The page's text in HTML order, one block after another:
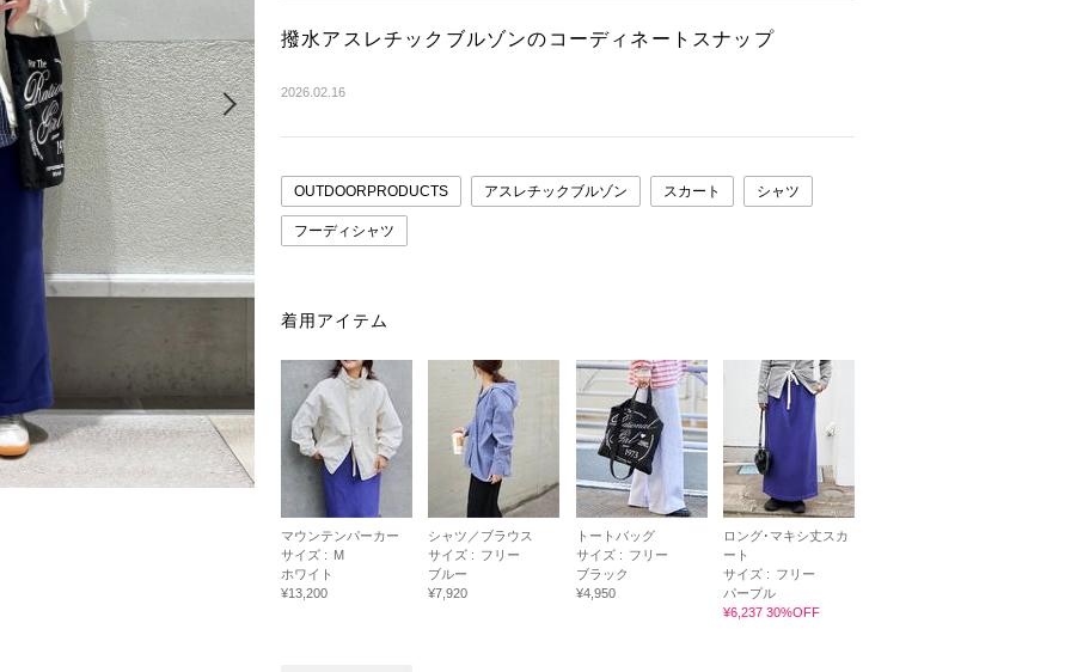
Next
撥水アスレチックブルゾンのコーディネートスナップ
2026.02.16
OUTDOORPRODUCTS アスレチックブルゾン スカート シャツ
フーディシャツ
着用アイテム
マウンテンパーカー
サイズ : M
ホワイト
¥13,200
シャツ／ブラウス
サイズ : フリー
ブルー
¥7,920
トートバッグ
サイズ : フリー
ブラック
¥4,950
ロング･マキシ丈スカ
ート
サイズ : フリー
パープル
¥6,237 30%OFF